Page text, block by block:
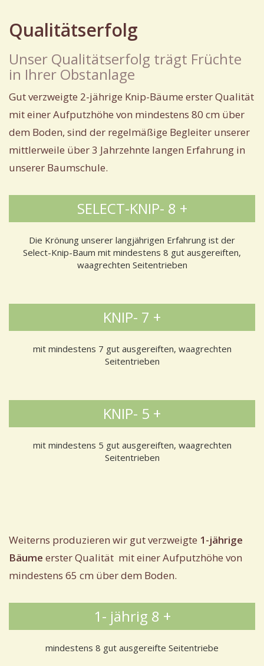
Qualitätserfolg
Unser Qualitätserfolg trägt Früchte
in Ihrer Obstanlage
Gut verzweigte 2-jährige Knip-Bäume erster Qualität
mit einer Aufputzhöhe von mindestens 80 cm über
dem Boden, sind der regelmäßige Begleiter unserer
mittlerweile über 3 Jahrzehnte langen Erfahrung in
unserer Baumschule.
SELECT-KNIP- 8 +
Die Krönung unserer langjährigen Erfahrung ist der
Select-Knip-Baum mit mindestens 8 gut ausgereiften,
waagrechten Seitentrieben
KNIP- 7 +
mit mindestens 7 gut ausgereiften, waagrechten
Seitentrieben
KNIP- 5 +
mit mindestens 5 gut ausgereiften, waagrechten
Seitentrieben
Weiterns produzieren wir gut verzweigte 1-jährige
Bäume erster Qualität mit einer Aufputzhöhe von
mindestens 65 cm über dem Boden.
1- jährig 8 +
mindestens 8 gut ausgereifte Seitentriebe